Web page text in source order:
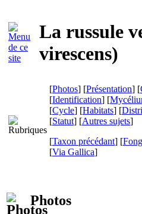
La russule
virescens)
[Photos] [Présentation] [
[Identification] [
[Cycle] [Habitats] [
[Statut] [Autres sujets]
[Taxon précédant] [
[Via Gallica]
Photos